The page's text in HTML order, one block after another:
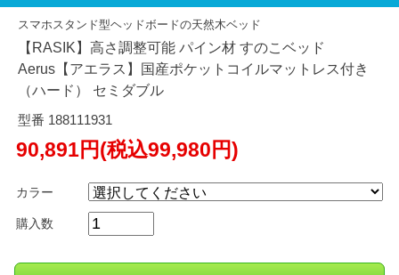
スマホスタンド型ヘッドボードの天然木ベッド
【RASIK】高さ調整可能 パイン材 すのこベッド
Aerus【アエラス】国産ポケットコイルマットレス付き
（ハード） セミダブル
型番 188111931
90,891円(税込99,980円)
カラー
購入数